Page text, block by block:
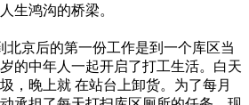
生鸿沟的桥梁。
北京后的第一份工作是到一个库区当
的中年人一起开启了打工生活。白天
，晚上就 在站台上卸货。为了每月